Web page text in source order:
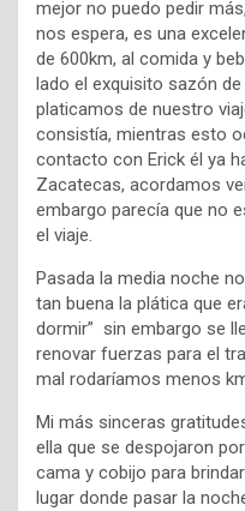
mejor no puedo pedir
nos espera, es una
de 600km, al comida y
lado el exquisito sazón
platicamos de nuestro
consistía, mientras esto
contacto con Erick él ya
Zacatecas, acordamos
embargo parecía que no
el viaje.
Pasada la media noche
tan buena la plática que
dormir” sin embargo se
renovar fuerzas para el
mal rodaríamos menos
Mi más sinceras
ella que se despojaron
cama y cobijo para
lugar donde pasar la